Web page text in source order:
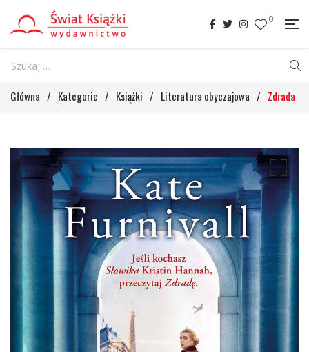
0
Główna / Kategorie / Książki / Literatura obyczajowa / Zdrada